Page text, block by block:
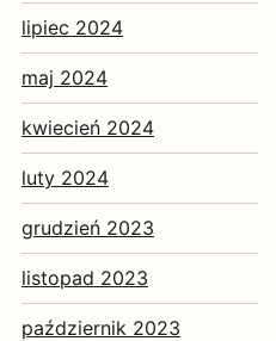
lipiec 2024
maj 2024
kwiecień 2024
luty 2024
grudzień 2023
listopad 2023
październik 2023